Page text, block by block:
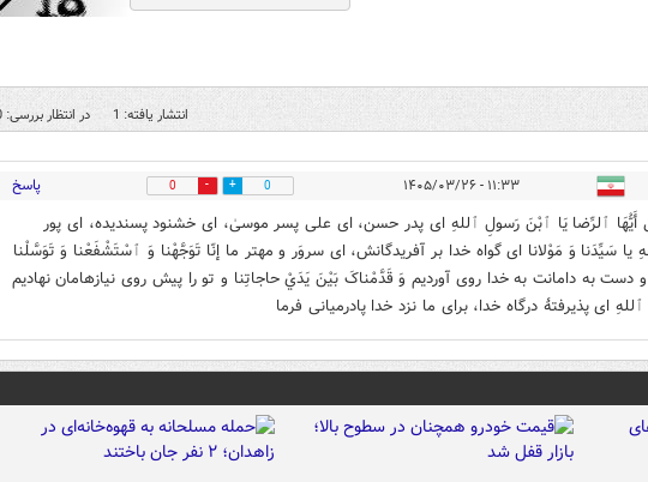
انتشار یافته: 1 در انتظار بررسی: 0
۱۱:۳۳ - ۱۴۰۵/۰۳/۲۶ 0
0 پاسخ
ٱلرِّضا یَا ٱبْنَ رَسولِ ٱللهِ ای پدر حسن، ای علی پسر موسیٰ، ای خشنود پسندیده، ای پور
سَيِّدَنا وَ مَوْلانا ای گواه خدا بر آفریدگانش، ای سروَر و مهتر ما إنّا تَوَجَّهْنا وَ ٱسْتَشْفَعْنا وَ تَوَسَّلْنا
دست به دامانت به خدا روی آوردیم وَ قَدَّمْناکَ بَيْنَ يَدَيْ حاجاتِنا و تو را پیش روی نیازهامان نهادیم
ای پذیرفتۀ درگاه خدا، برای ما نزد خدا پادرمیانی فرما